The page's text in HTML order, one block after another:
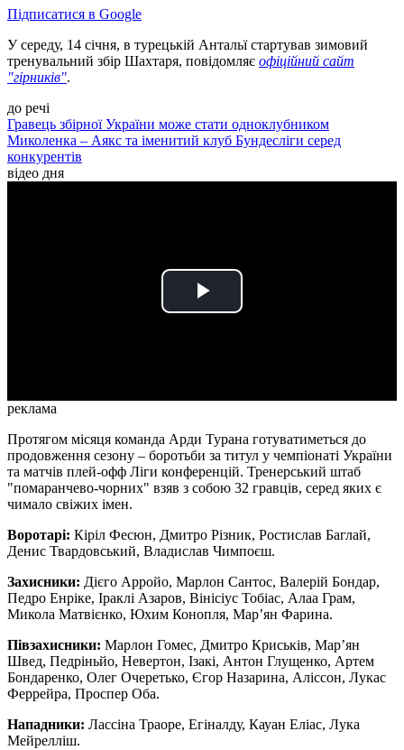
Підписатися в Google
У середу, 14 січня, в турецькій Антальї стартував зимовий
тренувальний збір Шахтаря, повідомляє офіційний сайт
"гірників".
до речі
Гравець збірної України може стати одноклубником
Миколенка – Аякс та іменитий клуб Бундесліги серед
конкурентів
відео дня
Play
реклама
Протягом місяця команда Арди Турана готуватиметься до
продовження сезону – боротьби за титул у чемпіонаті України
та матчів плей-офф Ліги конференцій. Тренерський штаб
"помаранчево-чорних" взяв з собою 32 гравців, серед яких є
чимало свіжих імен.
Воротарі: Кіріл Фесюн, Дмитро Різник, Ростислав Баглай,
Денис Твардовський, Владислав Чимпоєш.
Захисники: Дієго Арройо, Марлон Сантос, Валерій Бондар,
Педро Енріке, Іраклі Азаров, Вінісіус Тобіас, Алаа Грам,
Микола Матвієнко, Юхим Конопля, Мар’ян Фарина.
Півзахисники: Марлон Гомес, Дмитро Криськів, Мар’ян
Швед, Педріньйо, Невертон, Ізакі, Антон Глущенко, Артем
Бондаренко, Олег Очеретько, Єгор Назарина, Аліссон, Лукас
Феррейра, Проспер Оба.
Нападники: Лассіна Траоре, Егіналду, Кауан Еліас, Лука
Мейрелліш.